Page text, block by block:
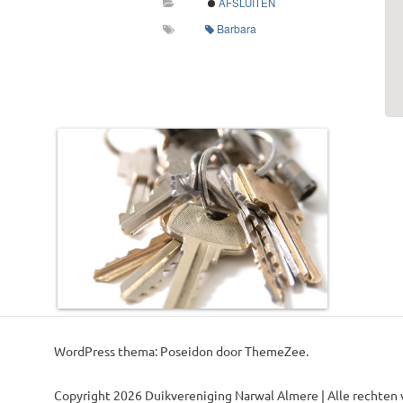
Barbara
WordPress thema: Poseidon door ThemeZee.
Copyright 2026 Duikvereniging Narwal Almere | Alle rechten